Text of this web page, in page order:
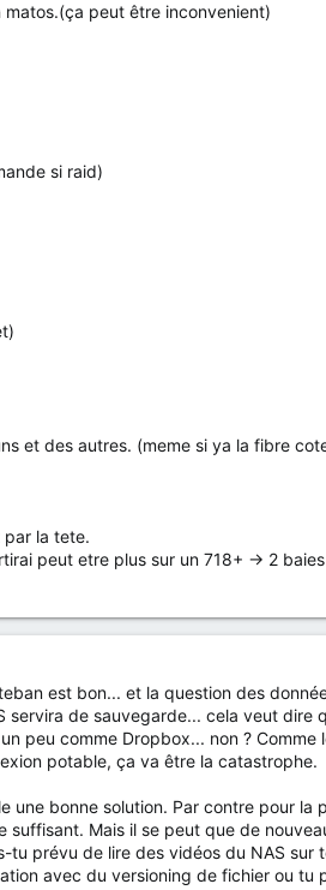
peut être inconvenient)
si raid)
et des autres. (meme si ya la fibre
la tete.
peut etre plus sur un 718+ -> 2
est bon... et la question des
servira de sauvegarde... cela veut
peu comme Dropbox... non ?
potable, ça va être la catastrophe.
une bonne solution. Par contre pour
suffisant. Mais il se peut que de
tu prévu de lire des vidéos du NAS
avec du versioning de fichier ou